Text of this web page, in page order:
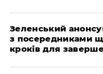
Зеленський
з посередниками
кроків для